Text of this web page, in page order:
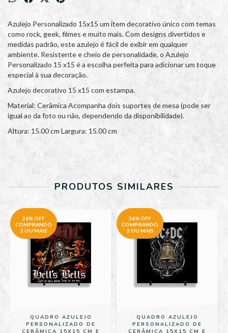
Azulejo Personalizado 15x15 um item decorativo único com temas
como rock, geek, filmes e muito mais. Com designs divertidos e
medidas padrão, este azulejo é fácil de exibir em qualquer
ambiente. Resistente e cheio de personalidade, o Azulejo
Personalizado 15 x15 é a escolha perfeita para adicionar um toque
especial à sua decoração.
Azulejo decorativo 15 x15 com estampa.
Material: Cerâmica Acompanha dois suportes de mesa (pode ser
igual ao da foto ou não, dependendo da disponibilidade).
Altura: 15.00 cm Largura: 15.00 cm
PRODUTOS SIMILARES
26% OFF
COMPRANDO
2 OU MAIS
QUADRO AZULEJO
PERSONALIZADO DE
CERÂMICA 15X15 CM E
26% OFF
COMPRANDO
2 OU MAIS
QUADRO AZULEJO
PERSONALIZADO DE
CERÂMICA 15X15 CM E